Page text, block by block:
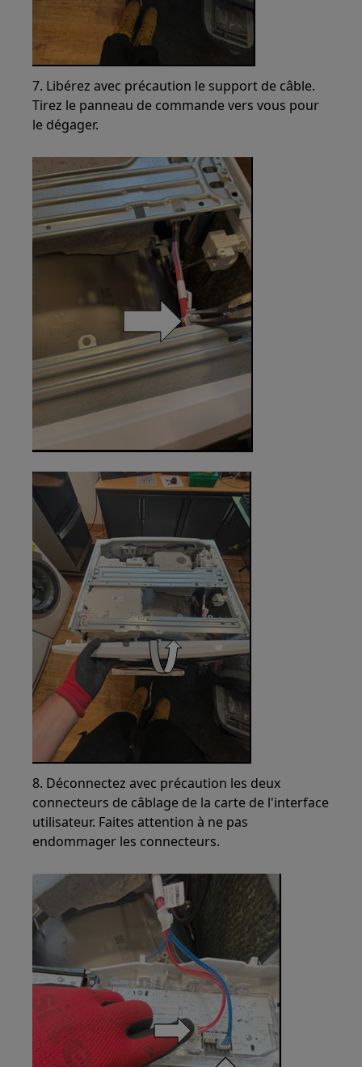
7. Libérez avec précaution le support de câble.
Tirez le panneau de commande vers vous pour
le dégager.
8. Déconnectez avec précaution les deux
connecteurs de câblage de la carte de l'interface
utilisateur. Faites attention à ne pas
endommager les connecteurs.